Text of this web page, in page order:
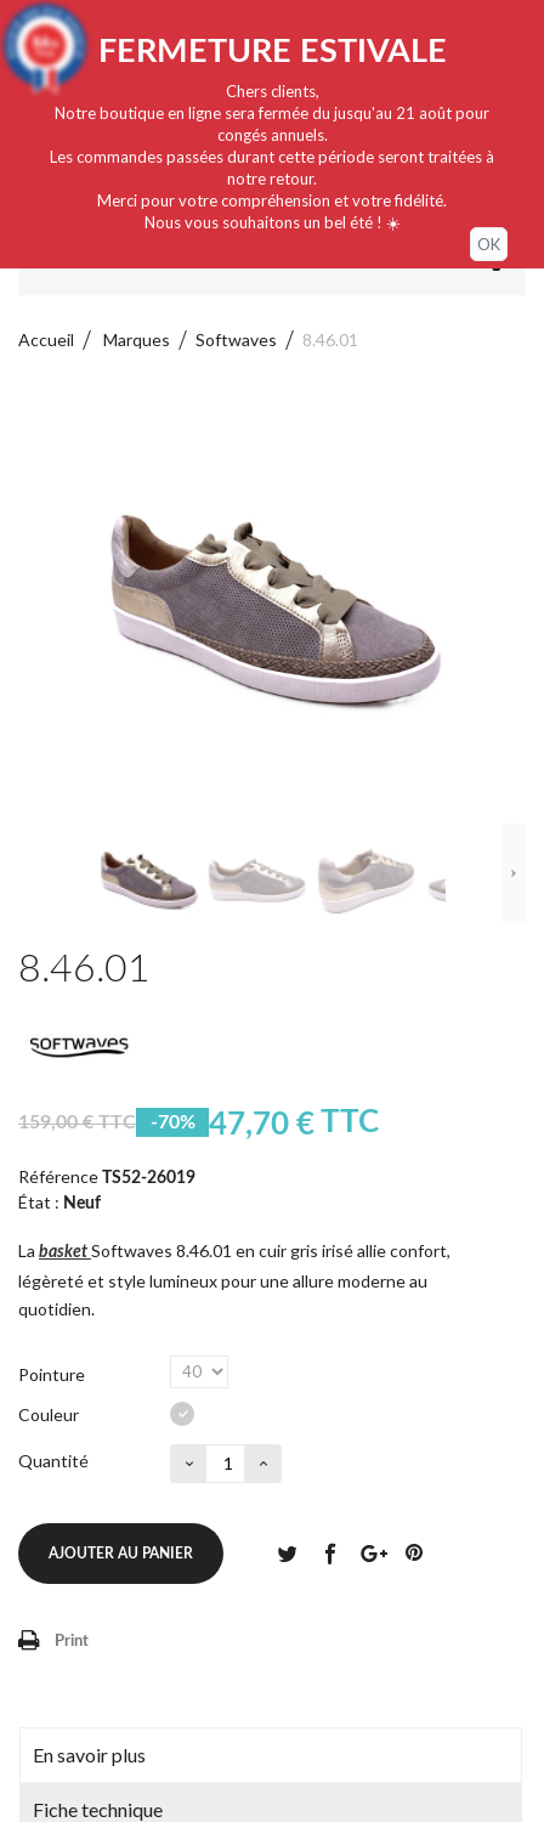
Français
FERMETURE ESTIVALE
Chers clients,
Notre boutique en ligne sera fermée du jusqu'au 21 août pour
congés annuels.
Les commandes passées durant cette période seront traitées à
notre retour.
Merci pour votre compréhension et votre fidélité.
Nous vous souhaitons un bel été ! ☀️
OK
Accueil Marques Softwaves 8.46.01
8.46.01
159,00 € TTC -70% 47,70 €TTC
Référence TS52-26019
État : Neuf
La basket Softwaves 8.46.01 en cuir gris irisé allie confort,
légèreté et style lumineux pour une allure moderne au
quotidien.
Pointure
Couleur
Quantité
AJOUTER AU PANIER
Print
En savoir plus
Fiche technique
9.4/10